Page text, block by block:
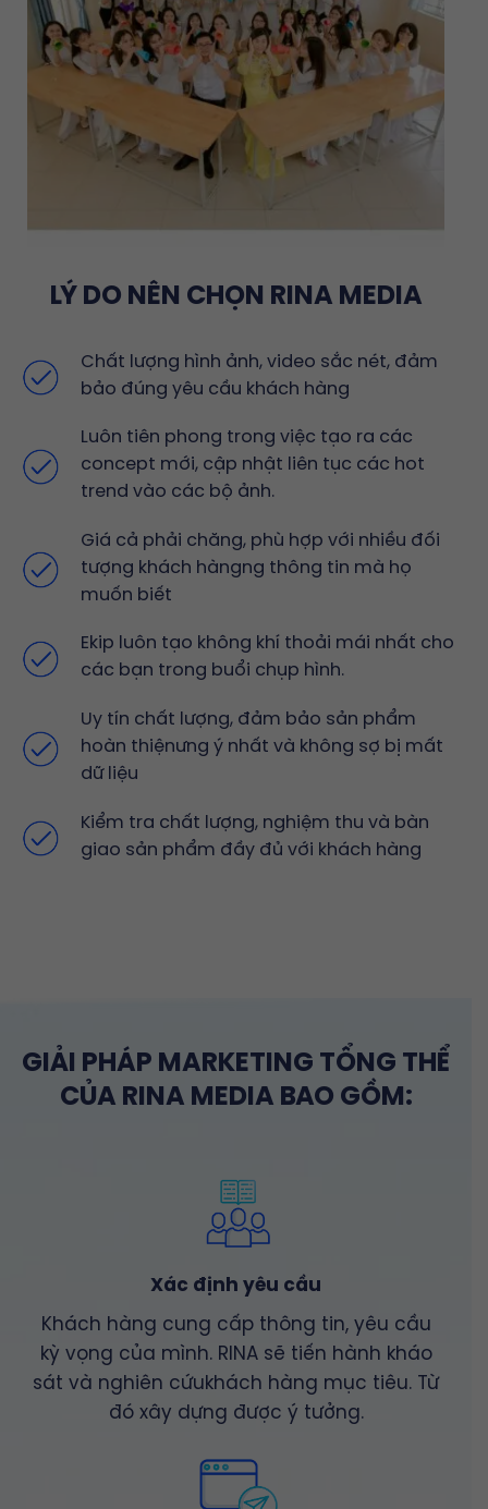
LÝ DO NÊN CHỌN RINA MEDIA
Chất lượng hình ảnh, video sắc nét, đảm
bảo đúng yêu cầu khách hàng
Luôn tiên phong trong việc tạo ra các
concept mới, cập nhật liên tục các hot
trend vào các bộ ảnh.
Giá cả phải chăng, phù hợp với nhiều đối
tượng khách hàngng thông tin mà họ
muốn biết
Ekip luôn tạo không khí thoải mái nhất cho
các bạn trong buổi chụp hình.
Uy tín chất lượng, đảm bảo sản phẩm
hoàn thiệnưng ý nhất và không sợ bị mất
dữ liệu
Kiểm tra chất lượng, nghiệm thu và bàn
giao sản phẩm đầy đủ với khách hàng
GIẢI PHÁP MARKETING TỔNG THỂ
CỦA RINA MEDIA BAO GỒM:
Xác định yêu cầu
Khách hàng cung cấp thông tin, yêu cầu
kỳ vọng của mình. RINA sẽ tiến hành kháo
sát và nghiên cứukhách hàng mục tiêu. Từ
đó xây dựng được ý tưởng.